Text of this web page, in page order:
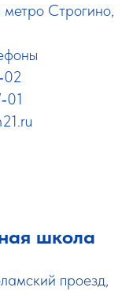
Строгино,
школа
проезд,